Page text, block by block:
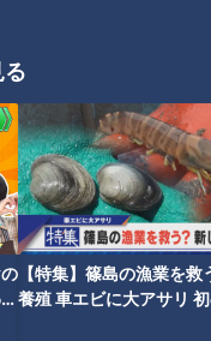
【特集】篠島の漁業を救
養殖 車エビに大アサリ
ないと続けます。
とダメでしょう。その
てるから大丈夫でし
ではないかと疑問を呈
たちは楽屋でお子さん
っている印象があると